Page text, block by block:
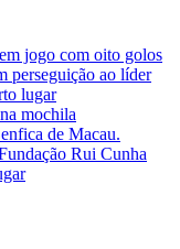
jogo com oito golos
perseguição ao líder
lugar
mochila
de Macau.
Rui Cunha